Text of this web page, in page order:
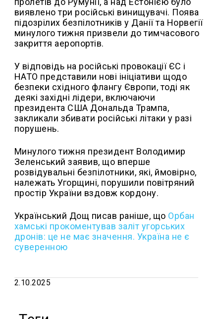
виявлено три російські винищувачі. Поява
підозрілих безпілотників у Данії та Норвегії
минулого тижня призвели до тимчасового
закриття аеропортів.
У відповідь на російські провокації ЄС і
НАТО представили нові ініціативи щодо
безпеки східного флангу Європи, тоді як
деякі західні лідери, включаючи
президента США Дональда Трампа,
закликали збивати російські літаки у разі
порушень.
Минулого тижня президент Володимир
Зеленський заявив, що вперше
розвідувальні безпілотники, які, ймовірно,
належать Угорщині, порушили повітряний
простір України вздовж кордону.
Український Дощ писав раніше, що Орбан
хамські прокоментував заліт угорських
дронів: це не має значення. Україна не є
суверенною
2.10.2025